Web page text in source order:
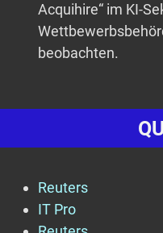
Acquihire“ im KI-
beobachten.
Reuters
IT Pro